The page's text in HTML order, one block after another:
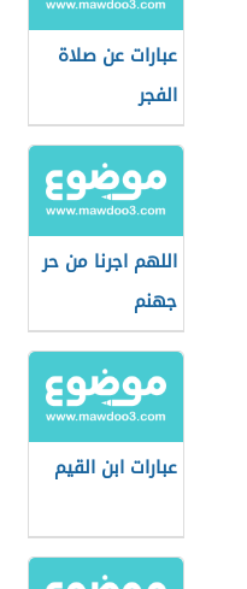
عبارات عن صلاة
الفجر
اللهم اجرنا من حر
جهنم
عبارات ابن القيم